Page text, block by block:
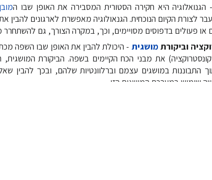
- הגנואלוגיה היא חקירה הסטורית המסבירה את האופן שבו ה
לצורת הקיום הנוכחית. הגנאולוגיה מאפשרת לארגונים להבין
או פעולים בדפוסים מסויימים, וכך, במקרה הצורך, גם להשתחרר
וביקורתמושגית - היכולת להבין את האופן שבו השפה
את מבני הכח הקיימים בשפה. הביקורת
התבוננות במושגים עצמם וברלוונטיות שלהם, ובכך להבין
שימוש במערכת המושגית הזו.